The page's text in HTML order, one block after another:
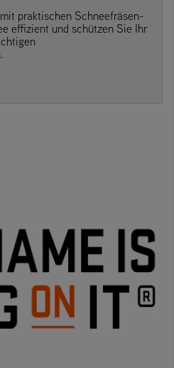
praktischen Schneefräsen-
effizient und schützen Sie Ihr